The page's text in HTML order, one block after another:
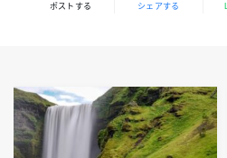
ポストする シェアする